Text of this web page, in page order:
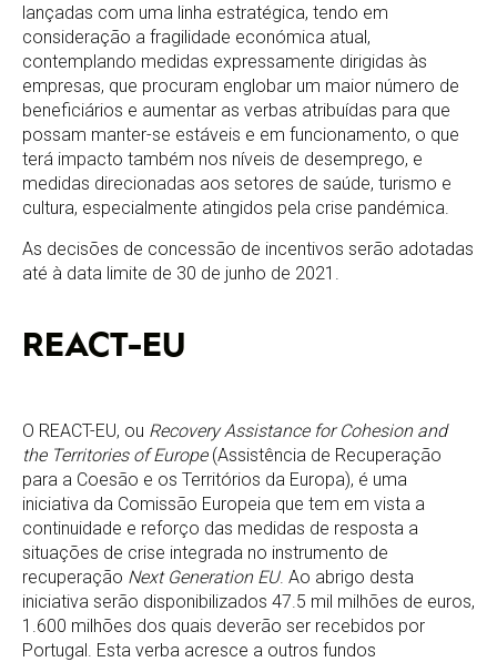
lançadas com uma linha estratégica, tendo em
consideração a fragilidade económica atual,
contemplando medidas expressamente dirigidas às
empresas, que procuram englobar um maior número de
beneficiários e aumentar as verbas atribuídas para que
possam manter-se estáveis e em funcionamento, o que
terá impacto também nos níveis de desemprego, e
medidas direcionadas aos setores de saúde, turismo e
cultura, especialmente atingidos pela crise pandémica.
As decisões de concessão de incentivos serão adotadas
até à data limite de 30 de junho de 2021.
REACT-EU
O REACT-EU, ou Recovery Assistance for Cohesion and
the Territories of Europe (Assistência de Recuperação
para a Coesão e os Territórios da Europa), é uma
iniciativa da Comissão Europeia que tem em vista a
continuidade e reforço das medidas de resposta a
situações de crise integrada no instrumento de
recuperação Next Generation EU. Ao abrigo desta
iniciativa serão disponibilizados 47.5 mil milhões de euros,
1.600 milhões dos quais deverão ser recebidos por
Portugal. Esta verba acresce a outros fundos